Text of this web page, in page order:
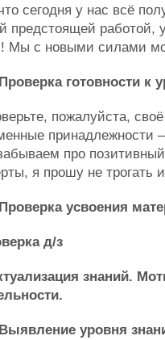
сегодня у нас всё
предстоящей работой,
Мы с новыми силами
Проверка готовности к
пожалуйста,
принадлежности
про
я прошу не трогать
Проверка усвоения
д/з
знаний.
Выявление уровня